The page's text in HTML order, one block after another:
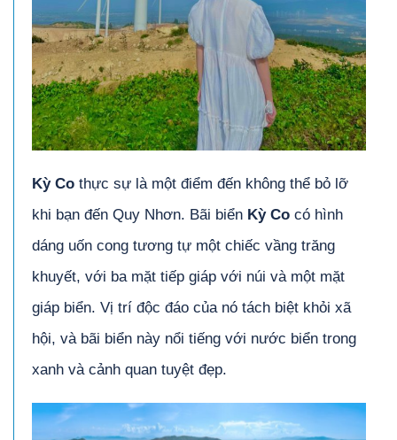
Kỳ Co thực sự là một điểm đến không thể bỏ lỡ
khi bạn đến Quy Nhơn. Bãi biển Kỳ Co có hình
dáng uốn cong tương tự một chiếc vầng trăng
khuyết, với ba mặt tiếp giáp với núi và một mặt
giáp biển. Vị trí độc đáo của nó tách biệt khỏi xã
hội, và bãi biển này nổi tiếng với nước biển trong
xanh và cảnh quan tuyệt đẹp.